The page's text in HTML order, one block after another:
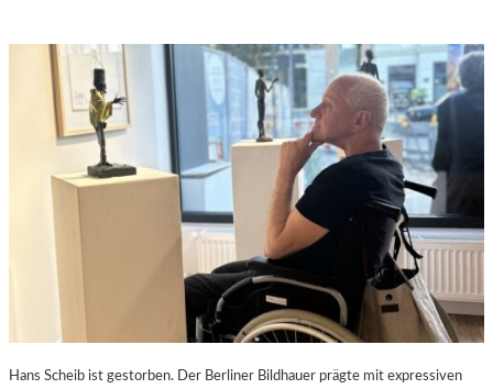
Hans Scheib ist gestorben. Der Berliner Bildhauer prägte mit expressiven